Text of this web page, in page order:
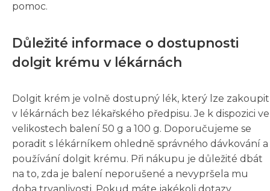
pomoc.
Důležité informace o dostupnosti
dolgit krému v lékárnách
Dolgit krém je volně dostupný lék, který lze zakoupit
v lékárnách bez lékařského předpisu. Je k dispozici ve
velikostech balení 50 g a 100 g. Doporučujeme se
poradit s lékárníkem ohledně správného dávkování a
používání dolgit krému. Při nákupu je důležité dbát
na to, zda je balení neporušené a nevypršela mu